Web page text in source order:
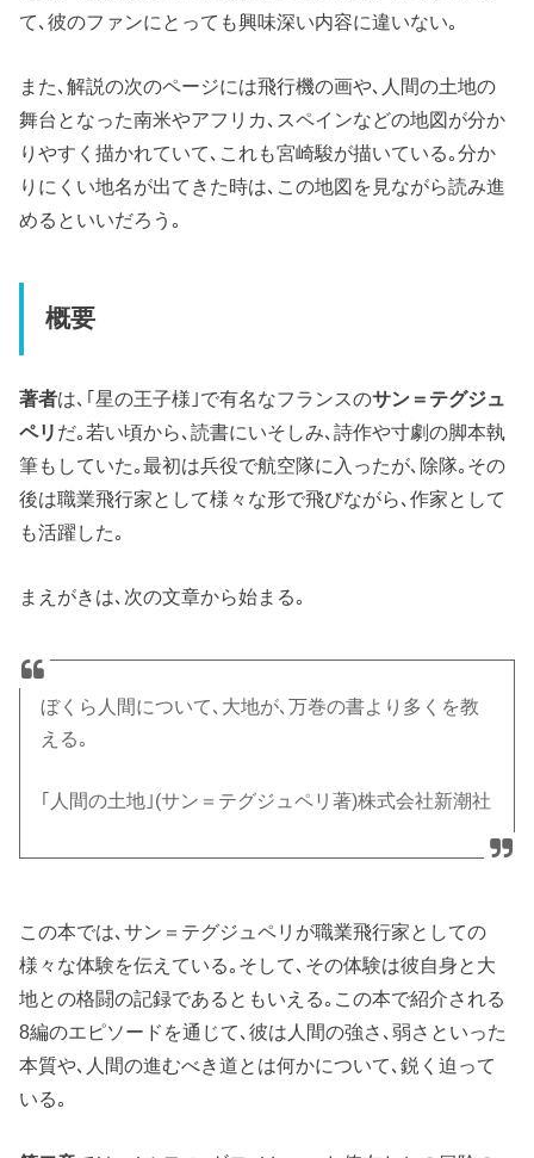
て､彼のファンにとっても興味深い内容に違いない｡
また､解説の次のページには飛行機の画や､人間の土地の
舞台となった南米やアフリカ､スペインなどの地図が分か
りやすく描かれていて､これも宮崎駿が描いている｡分か
りにくい地名が出てきた時は､この地図を見ながら読み進
めるといいだろう｡
概要
著者は､｢星の王子様｣で有名なフランスのサン＝テグジュ
ペリ だ｡若い頃から､読書にいそしみ､詩作や寸劇の脚本執
筆もしていた｡最初は兵役で航空隊に入ったが､除隊｡その
後は職業飛行家として様々な形で飛びながら､作家として
も活躍した｡
まえがきは､次の文章から始まる｡
ぼくら人間について､大地が､万巻の書より多くを教
える｡
｢人間の土地｣(サン＝テグジュペリ著)株式会社新潮社
この本では､サン＝テグジュペリが職業飛行家としての
様々な体験を伝えている｡そして､その体験は彼自身と大
地との格闘の記録であるともいえる｡この本で紹介される
8編のエピソードを通じて､彼は人間の強さ､弱さといった
本質や､人間の進むべき道とは何かについて､鋭く迫って
いる｡